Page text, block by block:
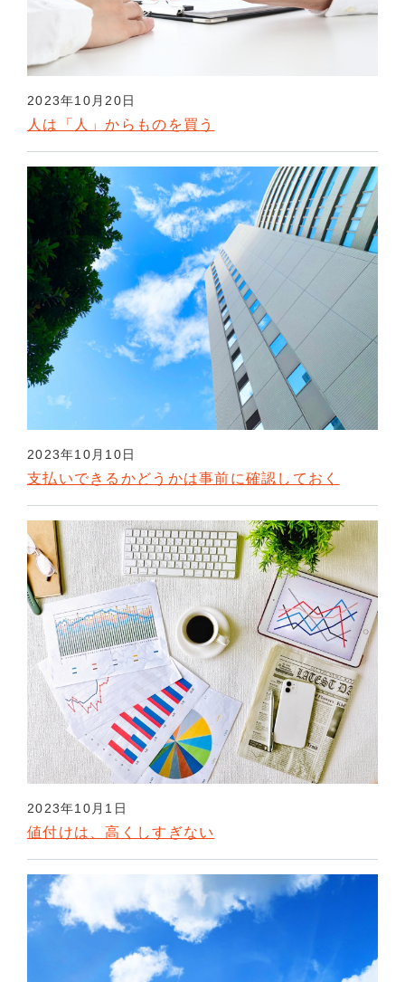
2023年10月20日
人は「人」からものを買う
2023年10月10日
支払いできるかどうかは事前に確認しておく
2023年10月1日
値付けは、高くしすぎない